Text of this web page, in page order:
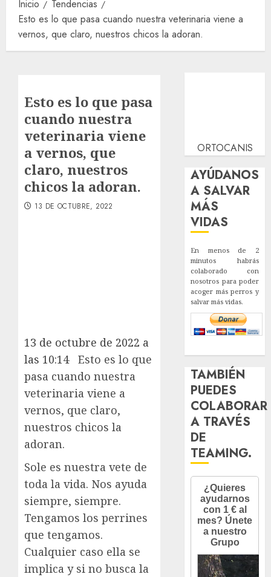
Inicio
Tendencias
Esto es lo que pasa cuando nuestra veterinaria viene a
vernos, que claro, nuestros chicos la adoran.
Esto es lo que pasa
cuando nuestra
veterinaria viene
a vernos, que
claro, nuestros
chicos la adoran.
13 DE OCTUBRE, 2022
13 de octubre de 2022 a
las 10:14Esto es lo que
pasa cuando nuestra
veterinaria viene a
vernos, que claro,
nuestros chicos la
adoran.
Sole es nuestra vete de
toda la vida. Nos ayuda
siempre, siempre.
Tengamos los perrines
que tengamos.
Cualquier caso ella se
implica y si no busca la
ORTOCANIS
AYÚDANOS
A SALVAR
MÁS
VIDAS
En menos de 2
minutos habrás
colaborado con
nosotros para poder
acoger más perros y
salvar más vidas.
TAMBIÉN
PUEDES
COLABORAR
A TRAVÉS
DE
TEAMING.